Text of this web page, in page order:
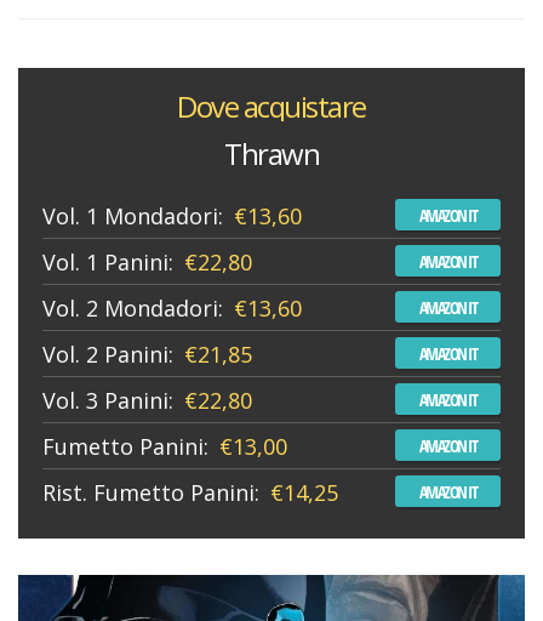
Dove acquistare
Thrawn
Vol. 1 Mondadori: €13,60 AMAZON IT
Vol. 1 Panini: €22,80 AMAZON IT
Vol. 2 Mondadori: €13,60 AMAZON IT
Vol. 2 Panini: €21,85 AMAZON IT
Vol. 3 Panini: €22,80 AMAZON IT
Fumetto Panini: €13,00 AMAZON IT
Rist. Fumetto Panini: €14,25 AMAZON IT